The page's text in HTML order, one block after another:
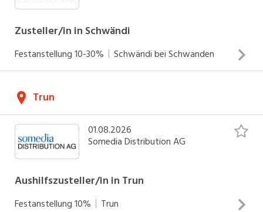
Zusteller/in in Schwändi
Festanstellung10-30% Schwändi bei Schwanden
an Werk- und Sonntagen Einsätze zwischen 04.00 - 06.30
Uhr (werktags) und 05.00 - 07.30 Uhr (sonntags)
INSERAT ANSEHEN
Trun
01.08.2026
Somedia Distribution AG
Aushilfszusteller/in in Trun
Festanstellung10% Trun